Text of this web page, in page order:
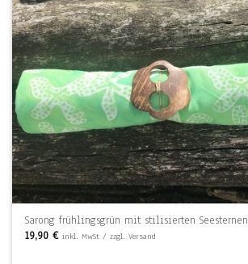
Sarong frühlingsgrün mit stilisierten Seesternen
19,90€ inkl. MwSt / zzgl. Versand